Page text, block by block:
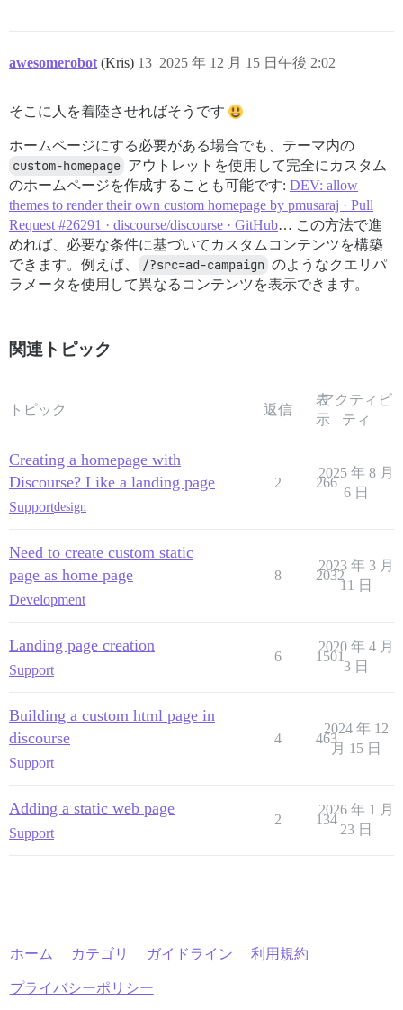
awesomerobot (Kris) 2025 年 12 月 15 日午後 2:02
13
そこに人を着陸させればそうです
ホームページにする必要がある場合でも、テーマ内の
custom-homepage アウトレットを使用して完全にカスタム
のホームページを作成することも可能です: DEV: allow
themes to render their own custom homepage by pmusaraj · Pull
Request #26291 · discourse/discourse · GitHub… この方法で進
めれば、必要な条件に基づいてカスタムコンテンツを構築
できます。例えば、
/?src=ad-campaign のようなクエリパ
ラメータを使用して異なるコンテンツを表示できます。
関連トピック
トピック 返信
表
示
アクティビ
ティ
Creating a homepage with
Discourse? Like a landing page
Supportdesign
2 266
2025 年 8 月
6 日
Need to create custom static
page as home page
Development
8 2032
2023 年 3 月
11 日
Landing page creation
Support
6 1501
2020 年 4 月
3 日
Building a custom html page in
discourse
Support
4 463
2024 年 12
月 15 日
Adding a static web page
Support
2 134
2026 年 1 月
23 日
ホーム カテゴリ ガイドライン 利用規約
プライバシーポリシー